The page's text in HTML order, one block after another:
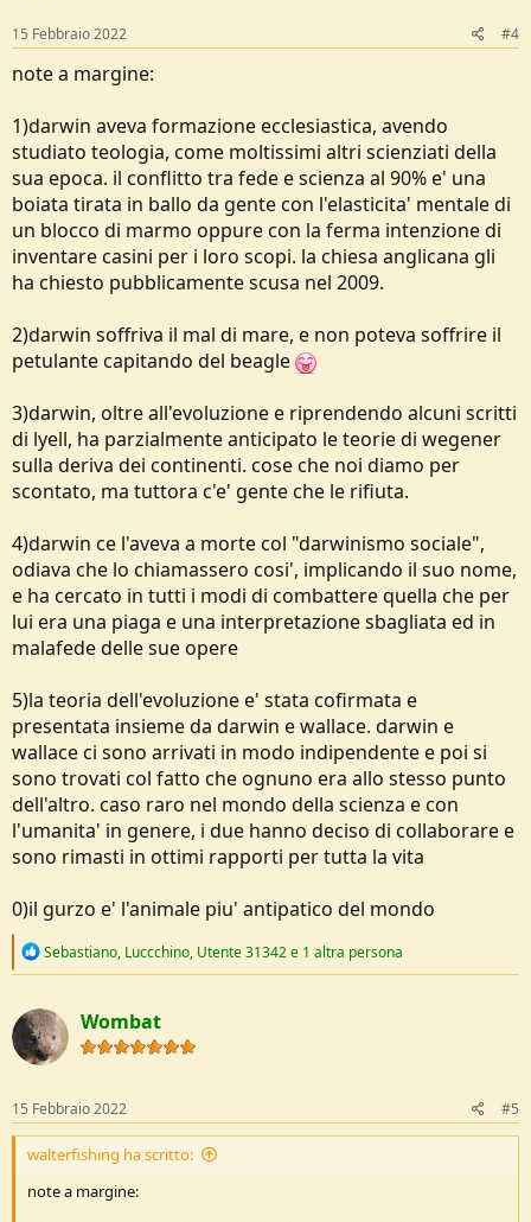
s
:
15 Febbraio 2022 #4
note a margine:
1)darwin aveva formazione ecclesiastica, avendo
studiato teologia, come moltissimi altri scienziati della
sua epoca. il conflitto tra fede e scienza al 90% e' una
boiata tirata in ballo da gente con l'elasticita' mentale di
un blocco di marmo oppure con la ferma intenzione di
inventare casini per i loro scopi. la chiesa anglicana gli
ha chiesto pubblicamente scusa nel 2009.
2)darwin soffriva il mal di mare, e non poteva soffrire il
petulante capitando del beagle
3)darwin, oltre all'evoluzione e riprendendo alcuni scritti
di lyell, ha parzialmente anticipato le teorie di wegener
sulla deriva dei continenti. cose che noi diamo per
scontato, ma tuttora c'e' gente che le rifiuta.
4)darwin ce l'aveva a morte col "darwinismo sociale",
odiava che lo chiamassero cosi', implicando il suo nome,
e ha cercato in tutti i modi di combattere quella che per
lui era una piaga e una interpretazione sbagliata ed in
malafede delle sue opere
5)la teoria dell'evoluzione e' stata cofirmata e
presentata insieme da darwin e wallace. darwin e
wallace ci sono arrivati in modo indipendente e poi si
sono trovati col fatto che ognuno era allo stesso punto
dell'altro. caso raro nel mondo della scienza e con
l'umanita' in genere, i due hanno deciso di collaborare e
sono rimasti in ottimi rapporti per tutta la vita
0)il gurzo e' l'animale piu' antipatico del mondo
R
c
t
i
o
s
:
Sebastiano, Luccchino, Utente 31342e 1 altra persona
Wombat
15 Febbraio 2022 #5
walterfishing ha scritto:
note a margine: